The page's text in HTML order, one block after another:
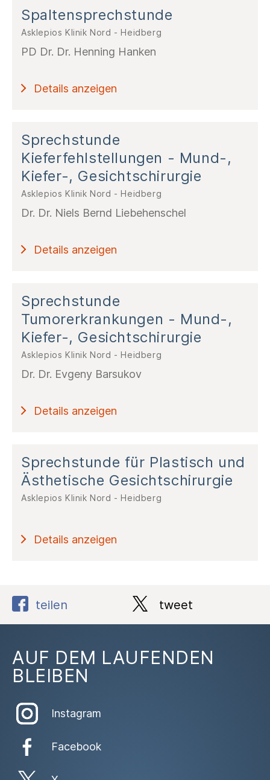
Spaltensprechstunde
Asklepios Klinik Nord - Heidberg
PD Dr. Dr. Henning Hanken
Details anzeigen
Sprechstunde
Kieferfehlstellungen - Mund-,
Kiefer-, Gesichtschirurgie
Asklepios Klinik Nord - Heidberg
Dr. Dr. Niels Bernd Liebehenschel
Details anzeigen
Sprechstunde
Tumorerkrankungen - Mund-,
Kiefer-, Gesichtschirurgie
Asklepios Klinik Nord - Heidberg
Dr. Dr. Evgeny Barsukov
Details anzeigen
Sprechstunde für Plastisch und
Ästhetische Gesichtschirurgie
Asklepios Klinik Nord - Heidberg
Details anzeigen
teilen tweet
AUF DEM LAUFENDEN
BLEIBEN
Instagram
Facebook